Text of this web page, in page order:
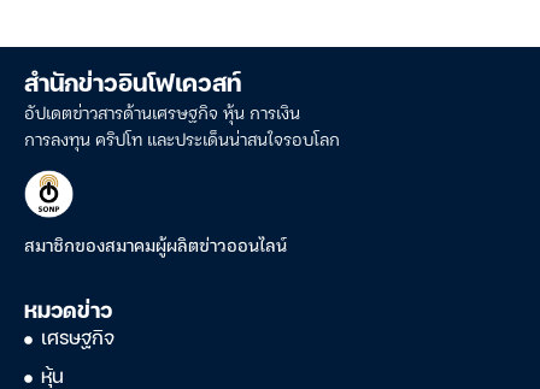
สำนักข่าวอินโฟเควสท์
อัปเดตข่าวสารด้านเศรษฐกิจ หุ้น การเงิน
การลงทุน คริปโท และประเด็นน่าสนใจรอบโลก
สมาชิกของสมาคมผู้ผลิตข่าวออนไลน์
หมวดข่าว
เศรษฐกิจ
หุ้น